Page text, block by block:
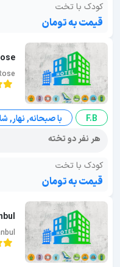
کودک با تخت
قیمت به تومان
F.B
با صبحانه, نهار,
هر نفر دو تخته
کودک با تخت
قیمت به تومان